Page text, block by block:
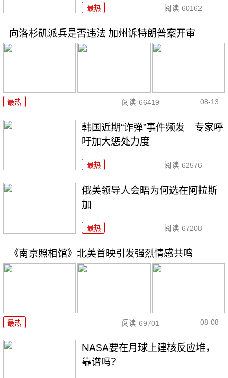
最热 阅读 60162
向洛杉矶派兵是否违法 加州诉特朗普案开审
最热 阅读 66419 08-13
韩国近期“诈弹”事件频发 专家呼
吁加大惩处力度
最热 阅读 62576
俄美领导人会晤为何选在阿拉斯
加
最热 阅读 67208
《南京照相馆》北美首映引发强烈情感共鸣
最热 阅读 69701 08-08
NASA要在月球上建核反应堆，
靠谱吗？